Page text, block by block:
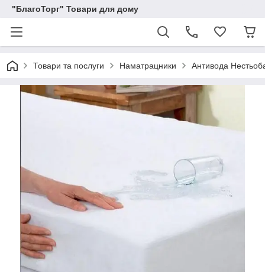
"БлагоТорг" Товари для дому
Товари та послуги Наматрацники Антивода